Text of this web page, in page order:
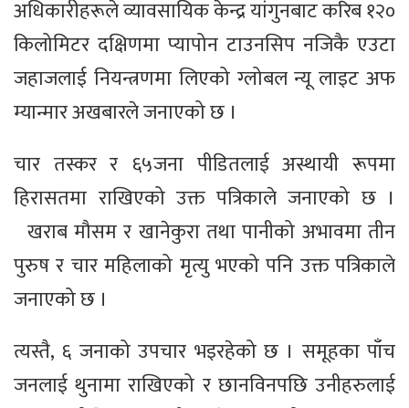
अधिकारीहरूले व्यावसायिक केन्द्र यांगुनबाट करिब १२०
किलोमिटर दक्षिणमा प्यापोन टाउनसिप नजिकै एउटा
जहाजलाई नियन्त्रणमा लिएको ग्लोबल न्यू लाइट अफ
म्यान्मार अखबारले जनाएको छ ।
चार तस्कर र ६५जना पीडितलाई अस्थायी रूपमा
हिरासतमा राखिएको उक्त पत्रिकाले जनाएको छ ।
खराब मौसम र खानेकुरा तथा पानीको अभावमा तीन
पुरुष र चार महिलाको मृत्यु भएको पनि उक्त पत्रिकाले
जनाएको छ ।
त्यस्तै, ६ जनाको उपचार भइरहेको छ । समूहका पाँच
जनलाई थुनामा राखिएको र छानविनपछि उनीहरुलाई